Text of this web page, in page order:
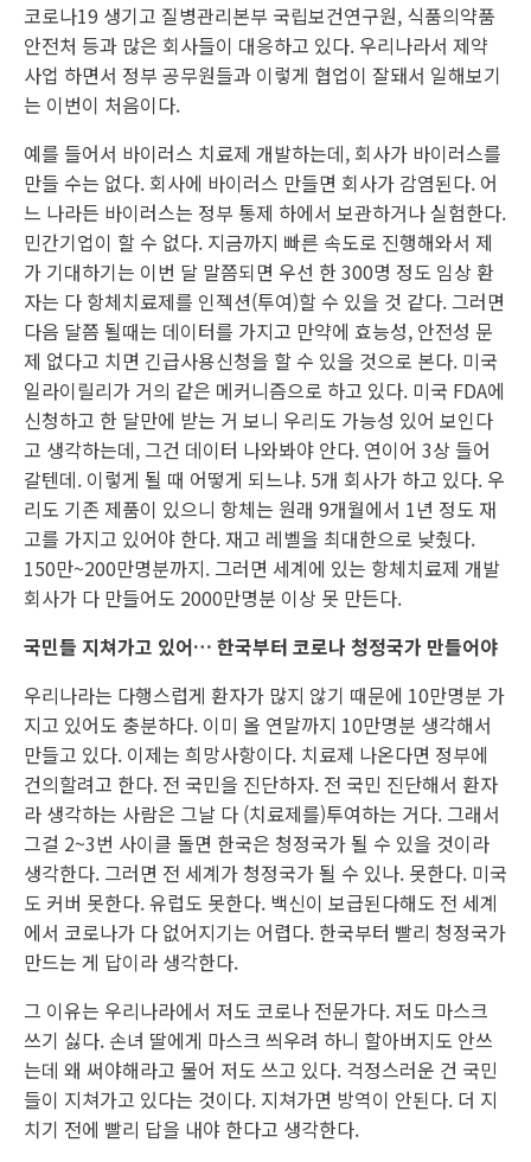
코로나19 생기고 질병관리본부 국립보건연구원, 식품의약품
안전처 등과 많은 회사들이 대응하고 있다. 우리나라서 제약
사업 하면서 정부 공무원들과 이렇게 협업이 잘돼서 일해보기
는 이번이 처음이다.
예를 들어서 바이러스 치료제 개발하는데, 회사가 바이러스를
만들 수는 없다. 회사에 바이러스 만들면 회사가 감염된다. 어
느 나라든 바이러스는 정부 통제 하에서 보관하거나 실험한다.
민간기업이 할 수 없다. 지금까지 빠른 속도로 진행해와서 제
가 기대하기는 이번 달 말쯤되면 우선 한 300명 정도 임상 환
자는 다 항체치료제를 인젝션(투여)할 수 있을 것 같다. 그러면
다음 달쯤 될때는 데이터를 가지고 만약에 효능성, 안전성 문
제 없다고 치면 긴급사용신청을 할 수 있을 것으로 본다. 미국
일라이릴리가 거의 같은 메커니즘으로 하고 있다. 미국 FDA에
신청하고 한 달만에 받는 거 보니 우리도 가능성 있어 보인다
고 생각하는데, 그건 데이터 나와봐야 안다. 연이어 3상 들어
갈텐데. 이렇게 될 때 어떻게 되느냐. 5개 회사가 하고 있다. 우
리도 기존 제품이 있으니 항체는 원래 9개월에서 1년 정도 재
고를 가지고 있어야 한다. 재고 레벨을 최대한으로 낮췄다.
150만~200만명분까지. 그러면 세계에 있는 항체치료제 개발
회사가 다 만들어도 2000만명분 이상 못 만든다.
국민들 지쳐가고 있어… 한국부터 코로나 청정국가 만들어야
우리나라는 다행스럽게 환자가 많지 않기 때문에 10만명분 가
지고 있어도 충분하다. 이미 올 연말까지 10만명분 생각해서
만들고 있다. 이제는 희망사항이다. 치료제 나온다면 정부에
건의할려고 한다. 전 국민을 진단하자. 전 국민 진단해서 환자
라 생각하는 사람은 그날 다 (치료제를)투여하는 거다. 그래서
그걸 2~3번 사이클 돌면 한국은 청정국가 될 수 있을 것이라
생각한다. 그러면 전 세계가 청정국가 될 수 있나. 못한다. 미국
도 커버 못한다. 유럽도 못한다. 백신이 보급된다해도 전 세계
에서 코로나가 다 없어지기는 어렵다. 한국부터 빨리 청정국가
만드는 게 답이라 생각한다.
그 이유는 우리나라에서 저도 코로나 전문가다. 저도 마스크
쓰기 싫다. 손녀 딸에게 마스크 씌우려 하니 할아버지도 안쓰
는데 왜 써야해라고 물어 저도 쓰고 있다. 걱정스러운 건 국민
들이 지쳐가고 있다는 것이다. 지쳐가면 방역이 안된다. 더 지
치기 전에 빨리 답을 내야 한다고 생각한다.